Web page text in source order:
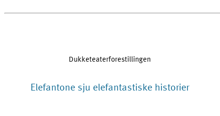
Dukketeaterforestillingen
Elefantone sju elefantastiske historier